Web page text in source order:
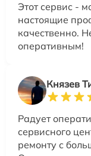
Этот сервис -
настоящие
качественно.
оперативным!
Князев
Радует
сервисного
ремонту с